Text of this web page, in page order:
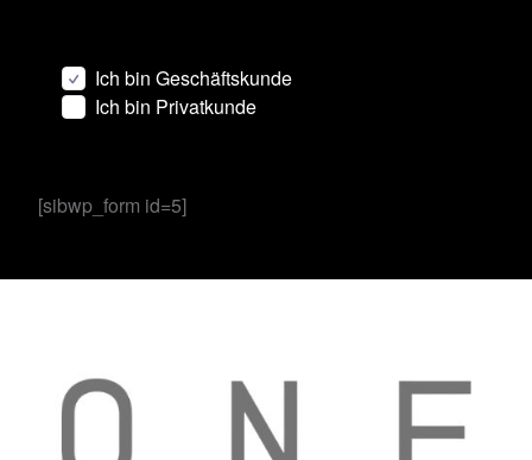
Ich bin Geschäftskunde
Ich bin Privatkunde
[sibwp_form id=5]